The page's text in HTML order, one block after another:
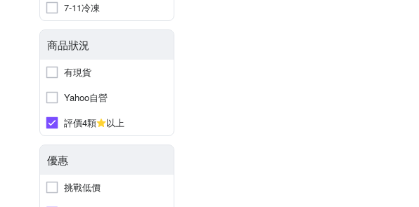
7-11冷凍
商品狀況
有現貨
Yahoo自營
評價4顆
以上
優惠
挑戰低價